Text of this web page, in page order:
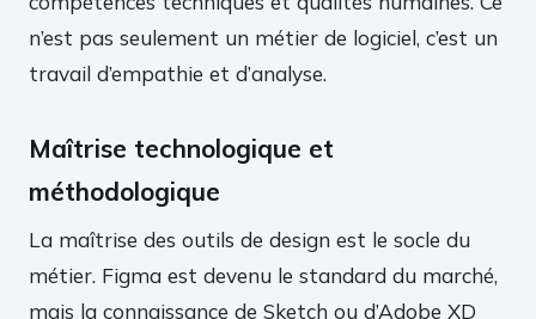
n’est pas seulement un métier de logiciel, c’est un
travail d’empathie et d’analyse.
Maîtrise technologique et
méthodologique
La maîtrise des outils de design est le socle du
métier. Figma est devenu le standard du marché,
mais la connaissance de Sketch ou d’Adobe XD